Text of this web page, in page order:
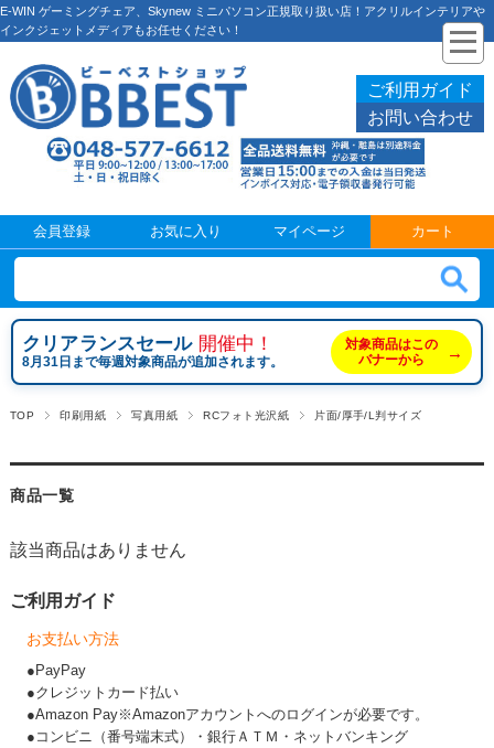
E-WIN ゲーミングチェア、Skynew ミニパソコン正規取り扱い店！アクリルインテリアや
インクジェットメディアもお任せください！
ご利用ガイド
お問い合わせ
会員登録 お気に入り マイページ カート
クリアランスセール 開催中！
8月31日まで毎週対象商品が追加されます。
対象商品はこの
バナーから
→
TOP 印刷用紙 写真用紙 RCフォト光沢紙 片面/厚手/L判サイズ
商品一覧
該当商品はありません
ご利用ガイド
お支払い方法
●PayPay
●クレジットカード払い
●Amazon Pay※Amazonアカウントへのログインが必要です。
●コンビニ（番号端末式）・銀行ＡＴＭ・ネットバンキング